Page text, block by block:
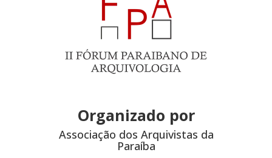
Organizado por
Associação dos Arquivistas da
Paraíba